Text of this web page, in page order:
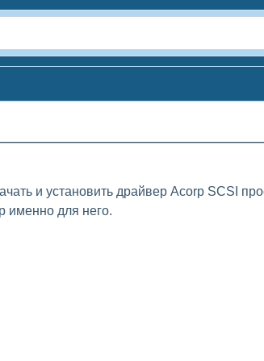
и установить драйвер Acorp SCSI
именно для него.